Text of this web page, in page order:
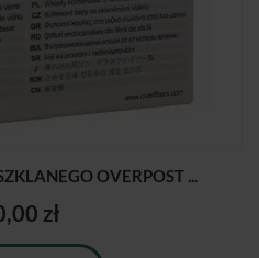
OVERPOST ...
zł